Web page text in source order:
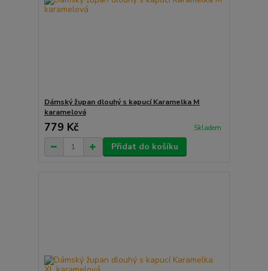
Dámský župan dlouhý s kapucí Karamelka M
karamelová
779 Kč Skladem
Přidat do košíku